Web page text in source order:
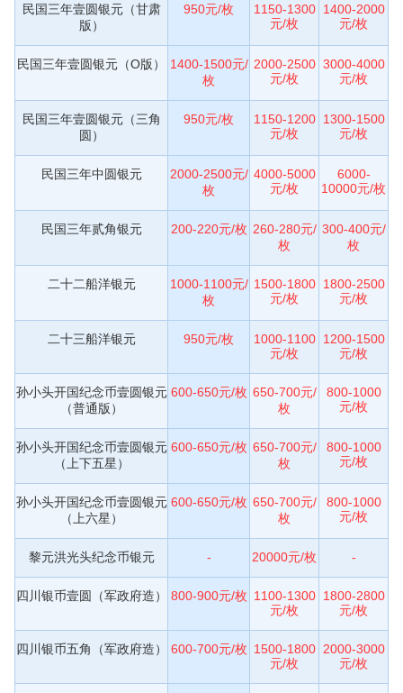
民国三年壹圆银元（甘肃
版）
950元/枚
1150-1300
元/枚
1400-2000
元/枚
民国三年壹圆银元（O版）
1400-1500元/
枚
2000-2500
元/枚
3000-4000
元/枚
民国三年壹圆银元（三角
圆）
950元/枚
1150-1200
元/枚
1300-1500
元/枚
民国三年中圆银元
2000-2500元/
枚
4000-5000
元/枚
6000-
10000元/枚
民国三年贰角银元 200-220元/枚 260-280元/
枚
300-400元/
枚
二十二船洋银元
1000-1100元/
枚
1500-1800
元/枚
1800-2500
元/枚
二十三船洋银元 950元/枚
1000-1100
元/枚
1200-1500
元/枚
孙小头开国纪念币壹圆银元
（普通版）
600-650元/枚 650-700元/
枚
800-1000
元/枚
孙小头开国纪念币壹圆银元
（上下五星）
600-650元/枚 650-700元/
枚
800-1000
元/枚
孙小头开国纪念币壹圆银元
（上六星）
600-650元/枚 650-700元/
枚
800-1000
元/枚
黎元洪光头纪念币银元 - 20000元/枚 -
四川银币壹圆（军政府造） 800-900元/枚 1100-1300
元/枚
1800-2800
元/枚
四川银币五角（军政府造） 600-700元/枚 1500-1800
元/枚
2000-3000
元/枚